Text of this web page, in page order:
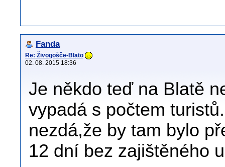
Fanda
Re: Živogošče-Blato
02. 08. 2015 18:36
Je někdo teď na Blatě
vypadá s počtem
nezdá,že by tam bylo
12 dní bez zajištěného